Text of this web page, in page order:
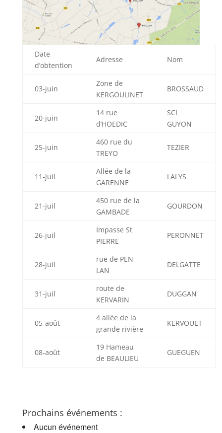
Date
d’obtention
Adresse Nom
03-juin
Zone de
KERGOULINET
BROSSAUD
20-juin
14 rue
d’HOEDIC
SCI
GUYON
25-juin
460 rue du
TREYO
TEZIER
11-juil
Allée de la
GARENNE
LALYS
21-juil
450 rue de la
GAMBADE
GOURDON
26-juil
Impasse St
PIERRE
PERONNET
28-juil
rue de PEN
LAN
DELGATTE
31-juil
route de
KERVARIN
DUGGAN
05-août
4 allée de la
grande rivière
KERVOUET
08-août
19 Hameau
de BEAULIEU
GUEGUEN
Prochains événements :
Aucun événement